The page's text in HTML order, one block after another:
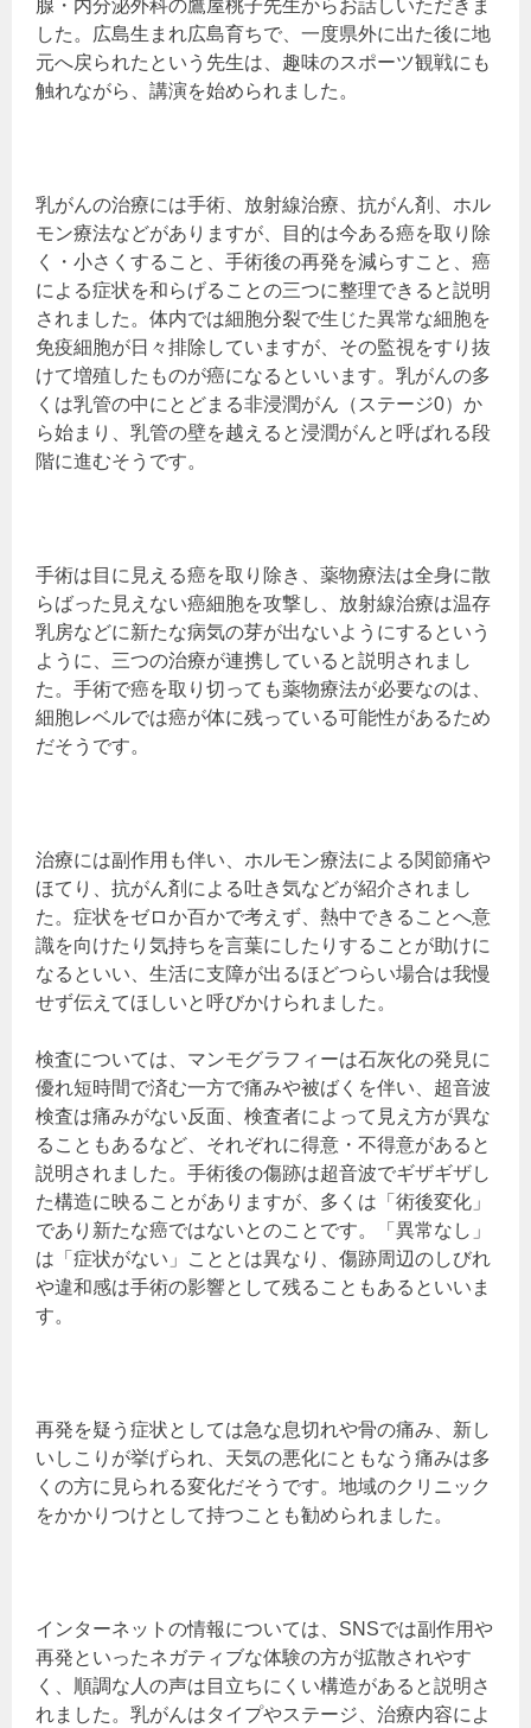
腺・内分泌外科の鷹屋桃子先生からお話しいただきま
した。広島生まれ広島育ちで、一度県外に出た後に地
元へ戻られたという先生は、趣味のスポーツ観戦にも
触れながら、講演を始められました。
乳がんの治療には手術、放射線治療、抗がん剤、ホル
モン療法などがありますが、目的は今ある癌を取り除
く・小さくすること、手術後の再発を減らすこと、癌
による症状を和らげることの三つに整理できると説明
されました。体内では細胞分裂で生じた異常な細胞を
免疫細胞が日々排除していますが、その監視をすり抜
けて増殖したものが癌になるといいます。乳がんの多
くは乳管の中にとどまる非浸潤がん（ステージ0）か
ら始まり、乳管の壁を越えると浸潤がんと呼ばれる段
階に進むそうです。
手術は目に見える癌を取り除き、薬物療法は全身に散
らばった見えない癌細胞を攻撃し、放射線治療は温存
乳房などに新たな病気の芽が出ないようにするという
ように、三つの治療が連携していると説明されまし
た。手術で癌を取り切っても薬物療法が必要なのは、
細胞レベルでは癌が体に残っている可能性があるため
だそうです。
治療には副作用も伴い、ホルモン療法による関節痛や
ほてり、抗がん剤による吐き気などが紹介されまし
た。症状をゼロか百かで考えず、熱中できることへ意
識を向けたり気持ちを言葉にしたりすることが助けに
なるといい、生活に支障が出るほどつらい場合は我慢
せず伝えてほしいと呼びかけられました。
検査については、マンモグラフィーは石灰化の発見に
優れ短時間で済む一方で痛みや被ばくを伴い、超音波
検査は痛みがない反面、検査者によって見え方が異な
ることもあるなど、それぞれに得意・不得意があると
説明されました。手術後の傷跡は超音波でギザギザし
た構造に映ることがありますが、多くは「術後変化」
であり新たな癌ではないとのことです。「異常なし」
は「症状がない」こととは異なり、傷跡周辺のしびれ
や違和感は手術の影響として残ることもあるといいま
す。
再発を疑う症状としては急な息切れや骨の痛み、新し
いしこりが挙げられ、天気の悪化にともなう痛みは多
くの方に見られる変化だそうです。地域のクリニック
をかかりつけとして持つことも勧められました。
インターネットの情報については、SNSでは副作用や
再発といったネガティブな体験の方が拡散されやす
く、順調な人の声は目立ちにくい構造があると説明さ
れました。乳がんはタイプやステージ、治療内容によ